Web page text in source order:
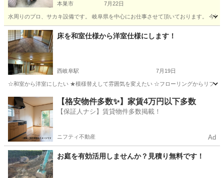
本巣市 7月22日
水周りのプロ、サカキ設備です。 岐阜県を中心にお仕事させて頂いております。 今
岐阜 本巣市 水道工事 パイプ
床を和室仕様から洋室仕様にします！
西岐阜駅 7月19日
☆和室から洋室にしたい ★模様替えして雰囲気を変えたい ☆フローリングからリフォ
岐阜 岐阜市 西岐阜駅 リフォーム
【格安物件多数✨】家賃4万円以下多数
【保証人ナシ】賃貸物件多数掲載！
ニフティ不動産 Ad
お庭を有効活用しませんか？見積り無料です！